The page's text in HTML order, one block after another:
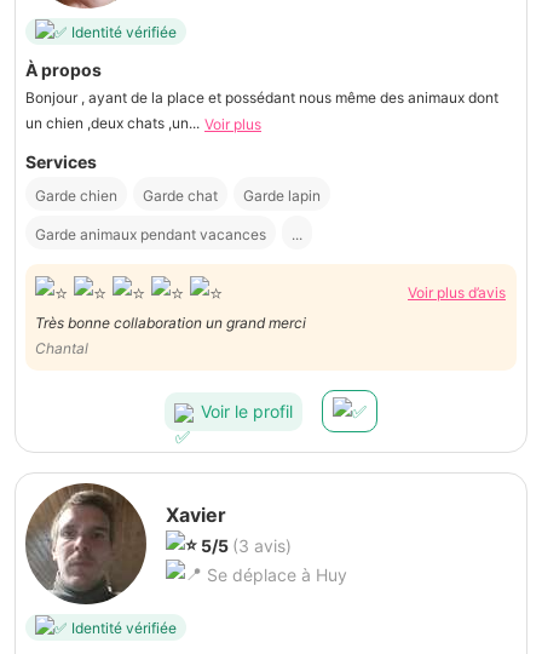
Identité vérifiée
À propos
Bonjour , ayant de la place et possédant nous même des animaux dont
un chien ,deux chats ,un... Voir plus
Services
Garde chien Garde chat Garde lapin
Garde animaux pendant vacances ...
Voir plus d’avis
Très bonne collaboration un grand merci
Chantal
Voir le profil
Xavier
5/5 (3 avis)
Se déplace à Huy
Identité vérifiée